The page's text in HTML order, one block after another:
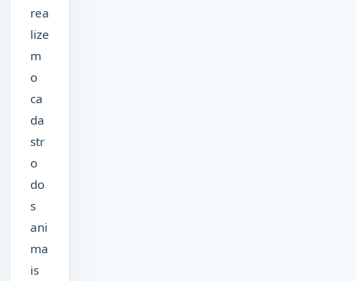
rea
lize
m
o
ca
da
str
o
do
s
ani
ma
is